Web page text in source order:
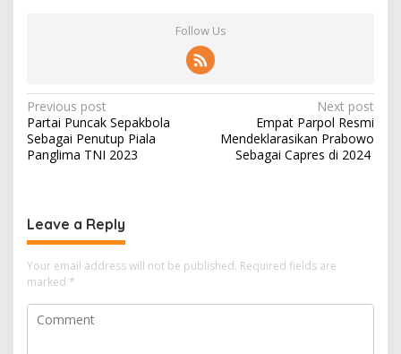
Follow Us
Post
navigation
Previous post
Partai Puncak Sepakbola
Sebagai Penutup Piala
Panglima TNI 2023
Next post
Empat Parpol Resmi
Mendeklarasikan Prabowo
Sebagai Capres di 2024
Leave a Reply
Your email address will not be published. Required fields are
marked *